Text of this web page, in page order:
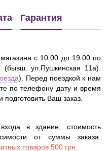
Гарантия
с 10:00 до 19:00 по
(бывш. ул.Пушкинская 11а).
). Перед поездкой к нам
по телефону дату и время
подготовить Ваш заказ.
в здание, стоимость
от суммы заказа.
товаров 500 грн.